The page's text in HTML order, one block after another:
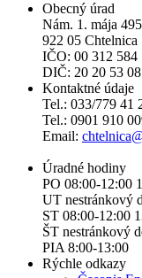
Obecný úrad
Nám. 1. mája
922 05 Chtelnica
IČO: 00 312 584
DIČ: 20 20 53
Kontaktné údaje
Tel.: 033/779 41
Tel.: 0901 910
Email:
Úradné hodiny
PO 08:00-12:00
UT nestránkový
ST 08:00-12:00
ŠT nestránkový
PIA 8:00-13:00
Rýchle odkazy